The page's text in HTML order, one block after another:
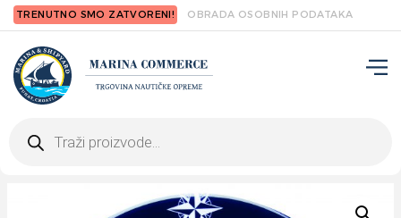
TRENUTNO SMO ZATVORENI! OBRADA OSOBNIH PODATAKA
search